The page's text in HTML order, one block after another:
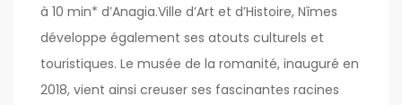
à 10 min* d’Anagia.Ville d’Art et d’Histoire, Nîmes
développe également ses atouts culturels et
touristiques. Le musée de la romanité, inauguré en
2018, vient ainsi creuser ses fascinantes racines